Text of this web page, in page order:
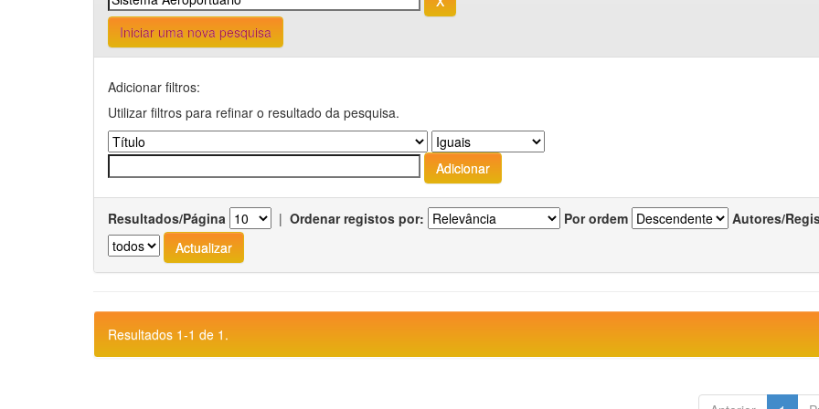
Iniciar uma nova pesquisa
Adicionar filtros:
Utilizar filtros para refinar o resultado da pesquisa.
Resultados/Página | Ordenar registos por: Por ordem Autores/
Resultados 1-1 de 1.